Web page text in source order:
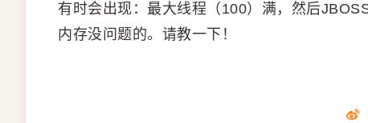
有时会出现：最大线程（100）满，然后
内存没问题的。请教一下！